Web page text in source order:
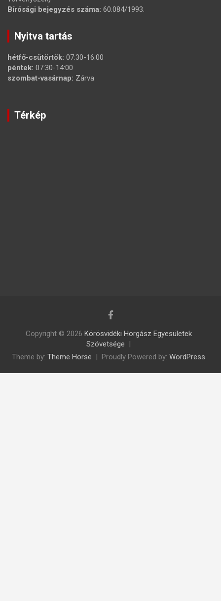
Bírósági bejegyzés száma: 60.084/1993.
Nyitva tartás
hétfő-csütörtök: 07:30-16:00
péntek: 07:30-14:00
szombat-vasárnap: Zárva
Térkép
Copyright © 2026 Körösvidéki Horgász Egyesületek
Szövetsége
Theme by: Theme Horse Proudly Powered by: WordPress